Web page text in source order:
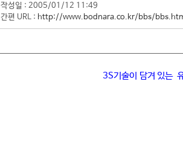
작성일 : 2005/01/12 11:49
간편 URL : http://www.bodnara.co.kr/bbs/
3S기술이 담겨 있는